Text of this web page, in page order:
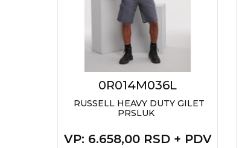
0R014M036L
RUSSELL HEAVY DUTY GILET
PRSLUK
VP: 6.658,00 RSD + PDV